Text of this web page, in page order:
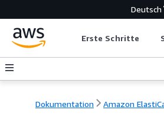
Deutsch
Erste Schritte
Dokumentation Amazon